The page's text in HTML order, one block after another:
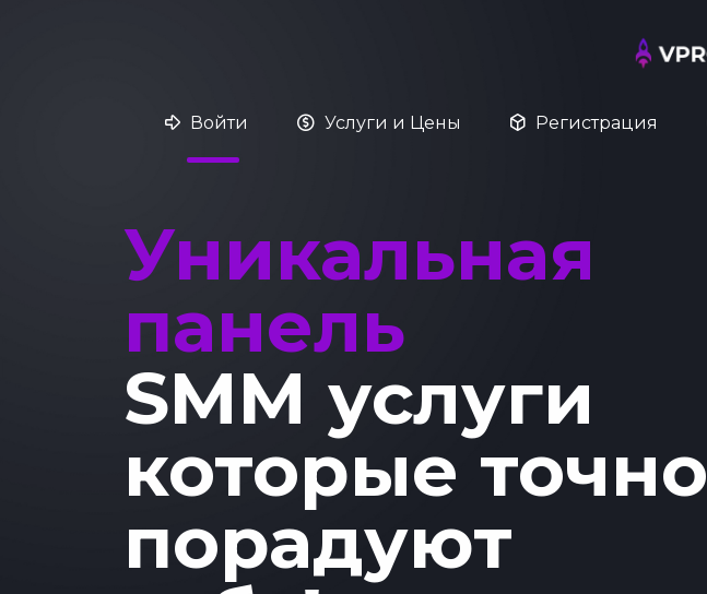
Войти Услуги и Цены Регистрация
Уникальная
панель
SMM услуги
которые точно
порадуют